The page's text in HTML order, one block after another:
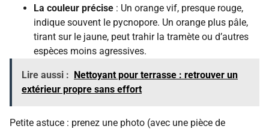
La couleur précise : Un orange vif, presque rouge,
indique souvent le pycnopore. Un orange plus pâle,
tirant sur le jaune, peut trahir la tramète ou d’autres
espèces moins agressives.
Lire aussi : Nettoyant pour terrasse : retrouver un
extérieur propre sans effort
Petite astuce : prenez une photo (avec une pièce de